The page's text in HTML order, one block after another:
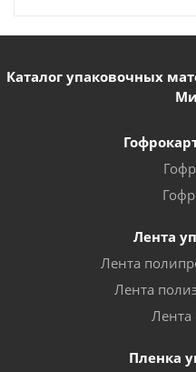
Каталог упаковочных
Лента
Лента
Лента
Лента
Пленка